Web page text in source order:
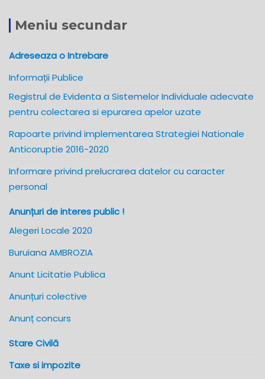
Meniu secundar
Adreseaza o Intrebare
Informații Publice
Registrul de Evidenta a Sistemelor Individuale adecvate
pentru colectarea si epurarea apelor uzate
Rapoarte privind implementarea Strategiei Nationale
Anticoruptie 2016-2020
Informare privind prelucrarea datelor cu caracter
personal
Anunțuri de interes public !
Alegeri Locale 2020
Buruiana AMBROZIA
Anunt Licitatie Publica
Anunțuri colective
Anunț concurs
Stare Civilă
Taxe si impozite